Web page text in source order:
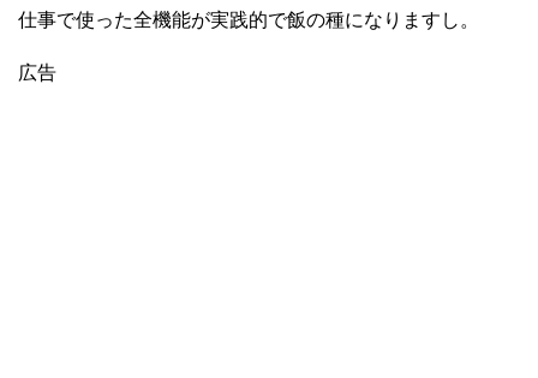
仕事で使った全機能が実践的で飯の種になりますし。
広告